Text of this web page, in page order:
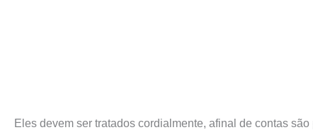
Eles devem ser tratados cordialmente, afinal de contas